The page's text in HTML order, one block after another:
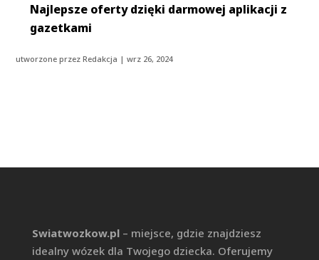
Najlepsze oferty dzięki darmowej aplikacji z
gazetkami
utworzone przezRedakcja |wrz 26, 2024
Swiatwozkow.pl– miejsce, gdzie znajdziesz
idealny wózek dla Twojego dziecka. Oferujemy